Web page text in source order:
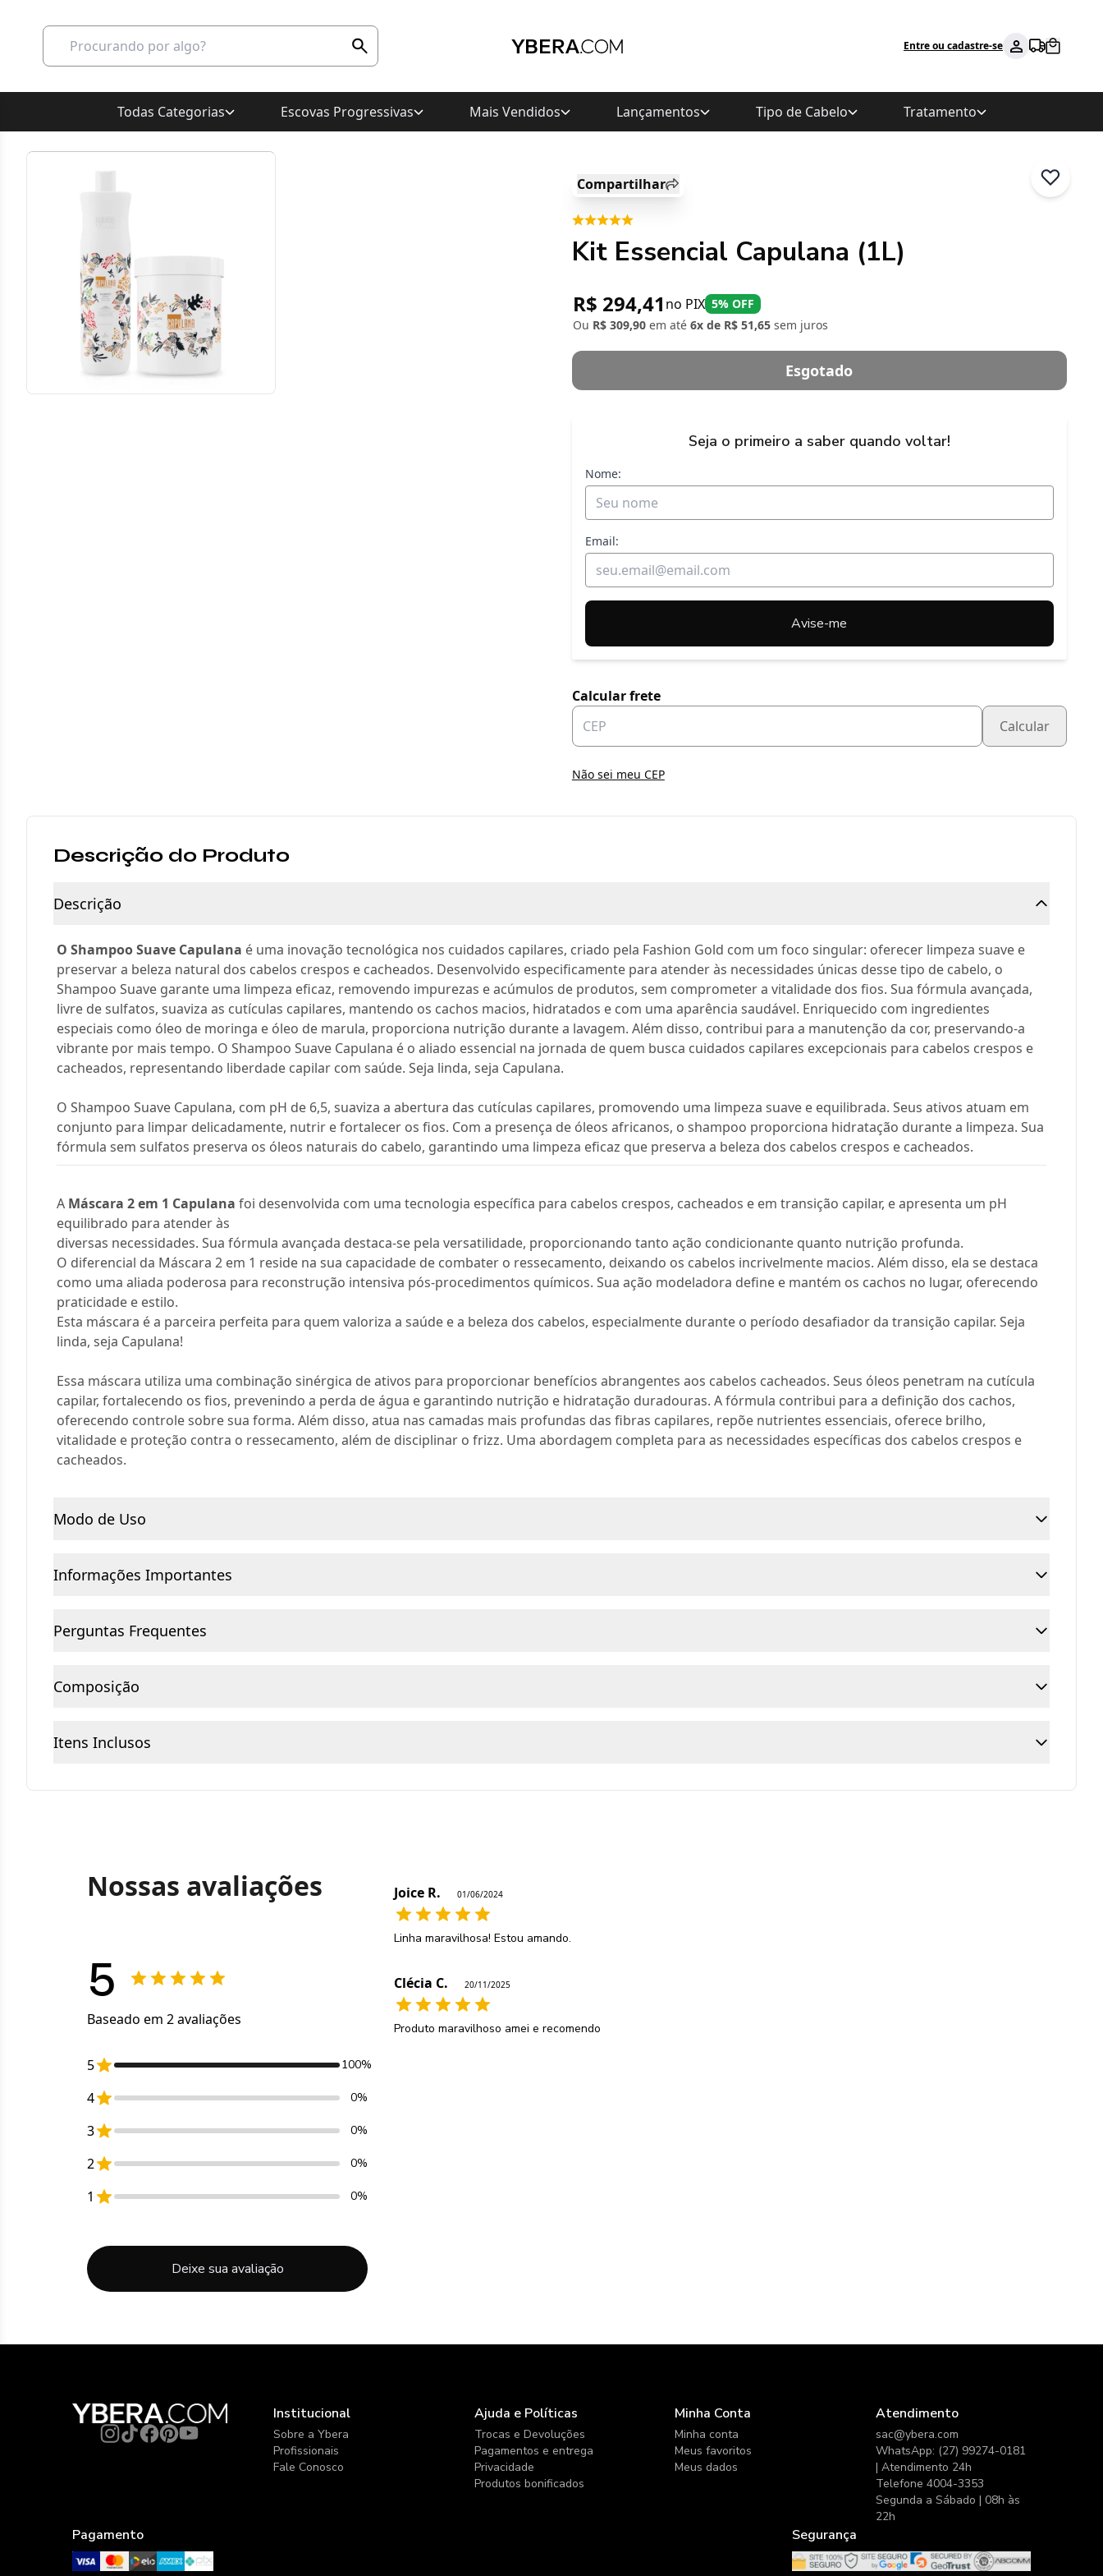
Entre ou cadastre-se
Todas Categorias Escovas Progressivas Mais Vendidos Lançamentos Tipo de Cabelo Tratamento
Compartilhar
Kit Essencial Capulana (1L)
R$ 294,41 no PIX 5% OFF
Ou R$ 309,90em até 6x de R$ 51,65sem juros
Esgotado
Seja o primeiro a saber quando voltar!
Nome:
Email:
Avise-me
Calcular frete
Calcular
Não sei meu CEP
Descrição do Produto
Descrição
O Shampoo Suave Capulana é uma inovação tecnológica nos cuidados capilares, criado pela Fashion Gold com um foco singular: oferecer limpeza suave e
preservar a beleza natural dos cabelos crespos e cacheados. Desenvolvido especificamente para atender às necessidades únicas desse tipo de cabelo, o
Shampoo Suave garante uma limpeza eficaz, removendo impurezas e acúmulos de produtos, sem comprometer a vitalidade dos fios. Sua fórmula avançada,
livre de sulfatos, suaviza as cutículas capilares, mantendo os cachos macios, hidratados e com uma aparência saudável. Enriquecido com ingredientes
especiais como óleo de moringa e óleo de marula, proporciona nutrição durante a lavagem. Além disso, contribui para a manutenção da cor, preservando-a
vibrante por mais tempo. O Shampoo Suave Capulana é o aliado essencial na jornada de quem busca cuidados capilares excepcionais para cabelos crespos e
cacheados, representando liberdade capilar com saúde. Seja linda, seja Capulana.
O Shampoo Suave Capulana, com pH de 6,5, suaviza a abertura das cutículas capilares, promovendo uma limpeza suave e equilibrada. Seus ativos atuam em
conjunto para limpar delicadamente, nutrir e fortalecer os fios. Com a presença de óleos africanos, o shampoo proporciona hidratação durante a limpeza. Sua
fórmula sem sulfatos preserva os óleos naturais do cabelo, garantindo uma limpeza eficaz que preserva a beleza dos cabelos crespos e cacheados.
A Máscara 2 em 1 Capulana foi desenvolvida com uma tecnologia específica para cabelos crespos, cacheados e em transição capilar, e apresenta um pH
equilibrado para atender às
diversas necessidades. Sua fórmula avançada destaca-se pela versatilidade, proporcionando tanto ação condicionante quanto nutrição profunda.
O diferencial da Máscara 2 em 1 reside na sua capacidade de combater o ressecamento, deixando os cabelos incrivelmente macios. Além disso, ela se destaca
como uma aliada poderosa para reconstrução intensiva pós-procedimentos químicos. Sua ação modeladora define e mantém os cachos no lugar, oferecendo
praticidade e estilo.
Esta máscara é a parceira perfeita para quem valoriza a saúde e a beleza dos cabelos, especialmente durante o período desafiador da transição capilar. Seja
linda, seja Capulana!
Essa máscara utiliza uma combinação sinérgica de ativos para proporcionar benefícios abrangentes aos cabelos cacheados. Seus óleos penetram na cutícula
capilar, fortalecendo os fios, prevenindo a perda de água e garantindo nutrição e hidratação duradouras. A fórmula contribui para a definição dos cachos,
oferecendo controle sobre sua forma. Além disso, atua nas camadas mais profundas das fibras capilares, repõe nutrientes essenciais, oferece brilho,
vitalidade e proteção contra o ressecamento, além de disciplinar o frizz. Uma abordagem completa para as necessidades específicas dos cabelos crespos e
cacheados.
Modo de Uso
Informações Importantes
Perguntas Frequentes
Composição
Itens Inclusos
Nossas avaliações
5
Baseado em 2 avaliações
5 100%
4 0%
3 0%
2 0%
1 0%
Deixe sua avaliação
Joice R. 01/06/2024
Linha maravilhosa! Estou amando.
Clécia C. 20/11/2025
Produto maravilhoso amei e recomendo
Institucional
Sobre a Ybera
Profissionais
Fale Conosco
Ajuda e Políticas
Trocas e Devoluções
Pagamentos e entrega
Privacidade
Produtos bonificados
Minha Conta
Minha conta
Meus favoritos
Meus dados
Atendimento
sac@ybera.com
WhatsApp: (27) 99274-0181
| Atendimento 24h
Telefone 4004-3353
Segunda a Sábado | 08h às
22h
Pagamento Segurança